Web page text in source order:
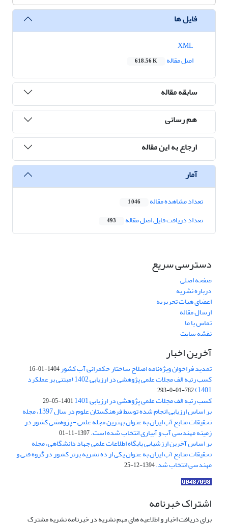
فایل ها
اصل مقاله
618.56 K
سابقه مقاله
هم رسانی
ارجاع به این مقاله
آمار
تعداد مشاهده مقاله 1,046
تعداد دریافت فایل اصل مقاله 493
دسترسی سریع
صفحه اصلی
درباره نشریه
اعضای هیات تحریریه
ارسال مقاله
تماس با ما
نقشه سایت
آخرین اخبار
تمدید فراخوان ویژه‌نامه اصلاح ساختار حکمرانی آب کشور1404-01-16
کسب رتبه الف مجلات علمی پژوهشی در ارزیابی 1402 (مبتنی بر عملکرد
1401)
782-01-0-293
کسب رتبه الف مجلات علمی پژوهشی در ارزیابی 1401 1401-05-29
بر اساس ارزیابی انجام شده توسط فرهنگستان علوم در سال 1397، مجله
تحقیقات منابع آب ایران به عنوان بهترین مجله علمی - پژوهشی کشور در
زمینه مهندسی آب و آبیاری انتخاب شده است.1397-11-01
بر اساس آخرین ارزشیابی پایگاه اطلاعات علمی جهاد دانشگاهی، مجله
تحقیقات منابع آب ایران به عنوان یکی از ده نشریه برتر کشور در گروه فنی و
مهندسی انتخاب شد.1394-12-25
اشتراک خبرنامه
برای دریافت اخبار و اطلاعیه های مهم نشریه در خبرنامه نشریه مشترک